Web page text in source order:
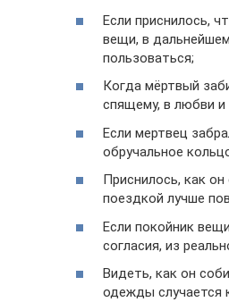
Если приснилось,
вещи, в
пользоваться;
Когда мёртвый
спящему, в любви и
Если мертвец
обручальное
Приснилось, как
поездкой лучше
Если покойник
согласия, из
Видеть, как он
одежды случается